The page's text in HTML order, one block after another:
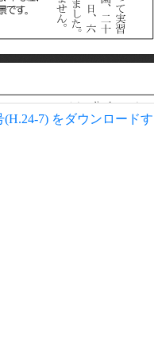
7) をダウンロード